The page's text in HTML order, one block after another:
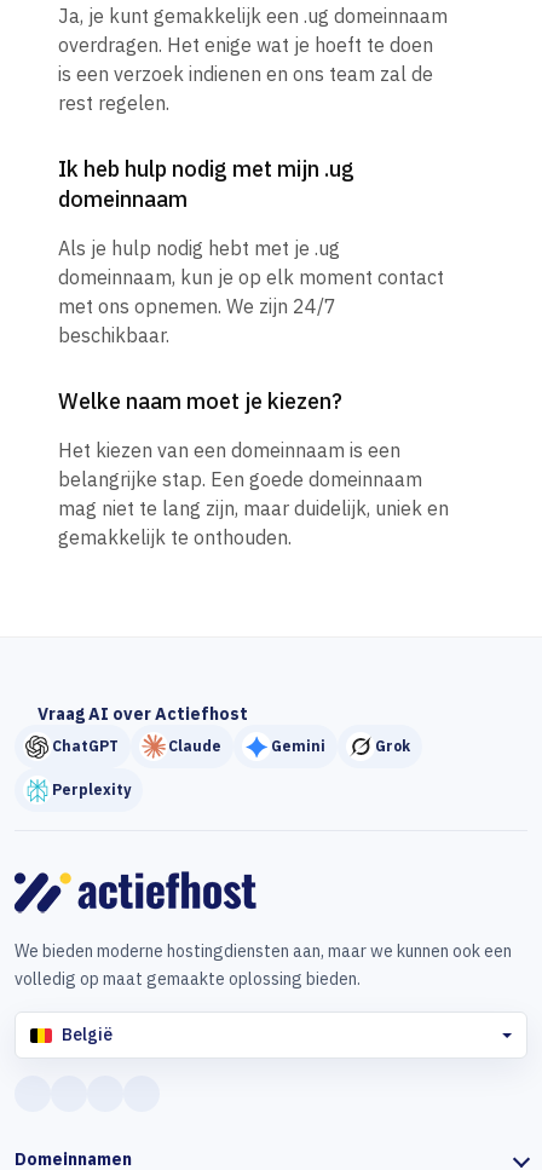
Ja, je kunt gemakkelijk een .ug domeinnaam
overdragen. Het enige wat je hoeft te doen
is een verzoek indienen en ons team zal de
rest regelen.
Ik heb hulp nodig met mijn .ug
domeinnaam
Als je hulp nodig hebt met je .ug
domeinnaam, kun je op elk moment contact
met ons opnemen. We zijn 24/7
beschikbaar.
Welke naam moet je kiezen?
Het kiezen van een domeinnaam is een
belangrijke stap. Een goede domeinnaam
mag niet te lang zijn, maar duidelijk, uniek en
gemakkelijk te onthouden.
Vraag AI over Actiefhost
ChatGPT Claude Gemini Grok
Perplexity
We bieden moderne hostingdiensten aan, maar we kunnen ook een
volledig op maat gemaakte oplossing bieden.
België
Domeinnamen